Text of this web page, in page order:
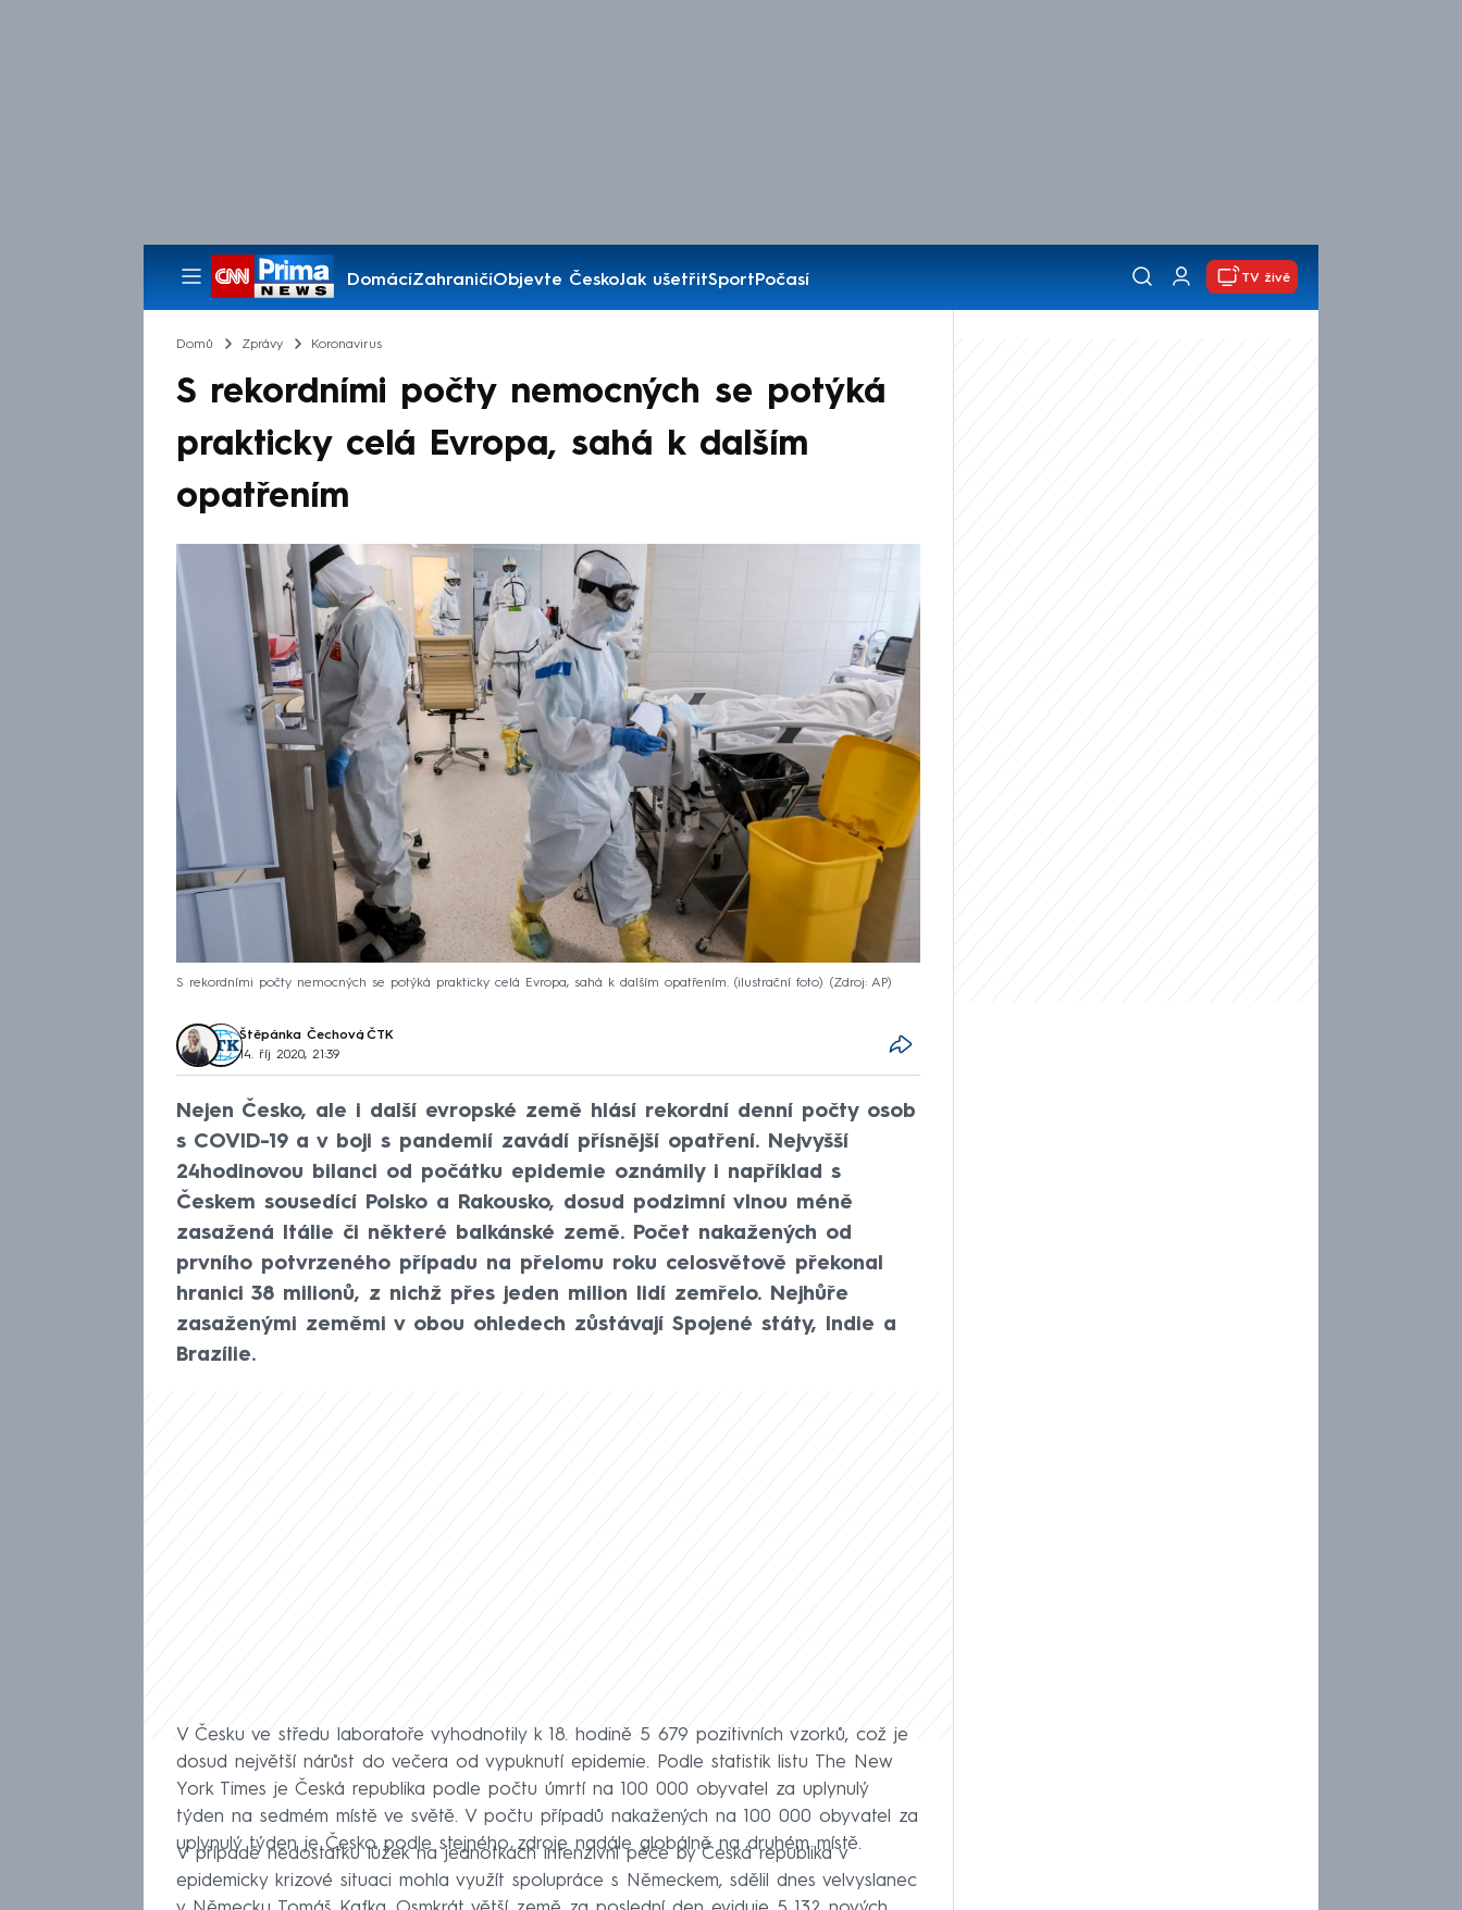
DomácíZahraničíObjevte ČeskoJak ušetřitSportPočasí
Pořady
TV živě
Domů Zprávy Koronavirus
S rekordními počty nemocných se potýká
prakticky celá Evropa, sahá k dalším
opatřením
S rekordními počty nemocných se potýká prakticky celá Evropa, sahá k dalším opatřením. (ilustrační foto) Zdroj: AP
Štěpánka Čechová, ČTK
14. říj 2020, 21:39
Nejen Česko, ale i další evropské země hlásí rekordní denní počty osob
s COVID-19 a v boji s pandemií zavádí přísnější opatření. Nejvyšší
24hodinovou bilanci od počátku epidemie oznámily i například s
Českem sousedící Polsko a Rakousko, dosud podzimní vlnou méně
zasažená Itálie či některé balkánské země. Počet nakažených od
prvního potvrzeného případu na přelomu roku celosvětově překonal
hranici 38 milionů, z nichž přes jeden milion lidí zemřelo. Nejhůře
zasaženými zeměmi v obou ohledech zůstávají Spojené státy, Indie a
Brazílie.
V Česku ve středu laboratoře vyhodnotily k 18. hodině 5 679 pozitivních vzorků, což je
dosud největší nárůst do večera od vypuknutí epidemie. Podle statistik listu The New
York Times je Česká republika podle počtu úmrtí na 100 000 obyvatel za uplynulý
týden na sedmém místě ve světě. V počtu případů nakažených na 100 000 obyvatel za
uplynulý týden je Česko podle stejného zdroje nadále globálně na druhém místě.
V případě nedostatku lůžek na jednotkách intenzivní péče by Česká republika v
epidemicky krizové situaci mohla využít spolupráce s Německem, sdělil dnes velvyslanec